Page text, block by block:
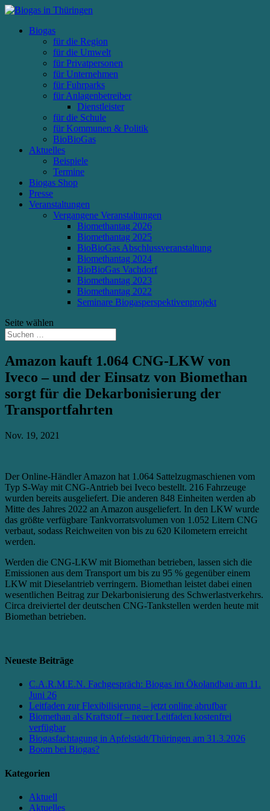
Biogas
für die Region
für die Umwelt
für Privatpersonen
für Unternehmen
für Fuhrparks
für Anlagenbetreiber
Dienstleister
für die Schule
für Kommunen & Politik
BioBioGas
Aktuelles
Beispiele
Termine
Biogas Shop
Presse
Veranstaltungen
Vergangene Veranstaltungen
Biomethantag 2026
Biomethantag 2025
BioBioGas Abschlussveranstaltung
Biomethantag 2024
BioBioGas Vachdorf
Biomethantag 2023
Biomethantag 2022
Seminare Biogasperspektivenprojekt
Seite wählen
Amazon kauft 1.064 CNG-LKW von
Iveco – und der Einsatz von Biomethan
sorgt für die Dekarbonisierung der
Transportfahrten
Nov. 19, 2021
Der Online-Händler Amazon hat 1.064 Sattelzugmaschienen vom
Typ S-Way mit CNG-Antrieb bei Iveco bestellt. 216 Fahrzeuge
wurden bereits ausgeliefert. Die anderen 848 Einheiten werden ab
Mitte des Jahres 2022 an Amazon ausgeliefert. In den LKW wurde
das größte verfügbare Tankvorratsvolumen von 1.052 Litern CNG
verbaut, sodass Reichweiten von bis zu 620 Kilometern erreicht
werden.
Werden die CNG-LKW mit Biomethan betrieben, lassen sich die
Emissionen aus dem Transport um bis zu 95 % gegenüber einem
LKW mit Dieselantrieb verringern. Biomethan leistet dabei einen
wesentlichen Beitrag zur Dekarbonisierung des Schwerlastverkehrs.
Circa dreiviertel der deutschen CNG-Tankstellen werden heute mit
Biomethan betrieben.
Neueste Beiträge
C.A.R.M.E.N. Fachgespräch: Biogas im Ökolandbau am 11.
Juni 26
Leitfaden zur Flexibilisierung – jetzt online abrufbar
Biomethan als Kraftstoff – neuer Leitfaden kostenfrei
verfügbar
Biogasfachtagung in Apfelstädt/Thüringen am 31.3.2026
Boom bei Biogas?
Kategorien
Aktuell
Aktuelles